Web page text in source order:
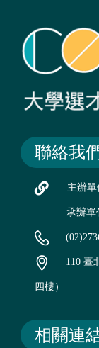
聯絡我
主辦
承辦單
110 臺
四樓）
相關連